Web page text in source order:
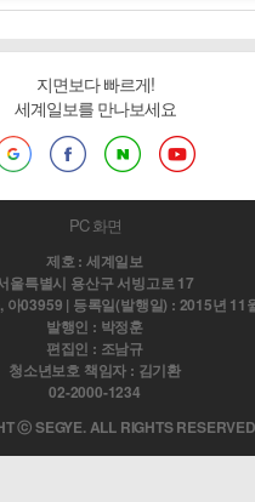
지면보다 빠르게!
세계일보를 만나보세요
PC 화면
제호 : 세계일보
울특별시 용산구 서빙고로 17
아03959 | 등록일(발행일) : 2015년 11
발행인 : 박정훈
편집인 : 조남규
청소년보호 책임자 : 김기환
02-2000-1234
ⓒ SEGYE. ALL RIGHTS